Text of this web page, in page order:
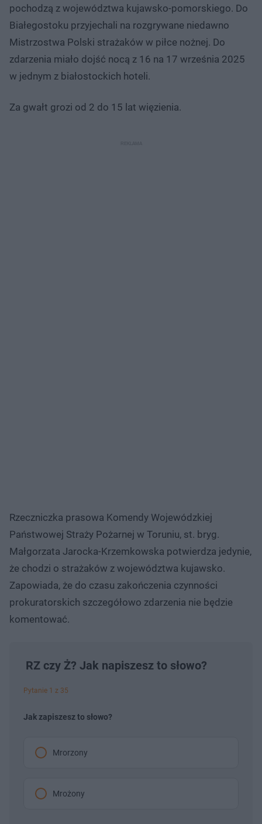
pochodzą z województwa kujawsko-pomorskiego. Do
Białegostoku przyjechali na rozgrywane niedawno
Mistrzostwa Polski strażaków w piłce nożnej. Do
zdarzenia miało dojść nocą z 16 na 17 września 2025
w jednym z białostockich hoteli.
Za gwałt grozi od 2 do 15 lat więzienia.
Rzeczniczka prasowa Komendy Wojewódzkiej
Państwowej Straży Pożarnej w Toruniu, st. bryg.
Małgorzata Jarocka-Krzemkowska potwierdza jedynie,
że chodzi o strażaków z województwa kujawsko.
Zapowiada, że do czasu zakończenia czynności
prokuratorskich szczegółowo zdarzenia nie będzie
komentować.
RZ czy Ż? Jak napiszesz to słowo?
Pytanie 1 z 35
Jak zapiszesz to słowo?
Mrorzony
Mrożony